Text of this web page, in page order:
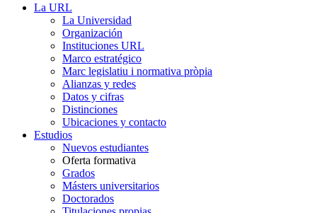
La URL
La Universidad
Organización
Instituciones URL
Marco estratégico
Marc legislatiu i normativa pròpia
Alianzas y redes
Datos y cifras
Distinciones
Ubicaciones y contacto
Estudios
Nuevos estudiantes
Oferta formativa
Grados
Másters universitarios
Doctorados